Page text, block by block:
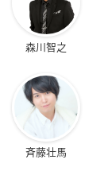
森川智之
斉藤壮馬